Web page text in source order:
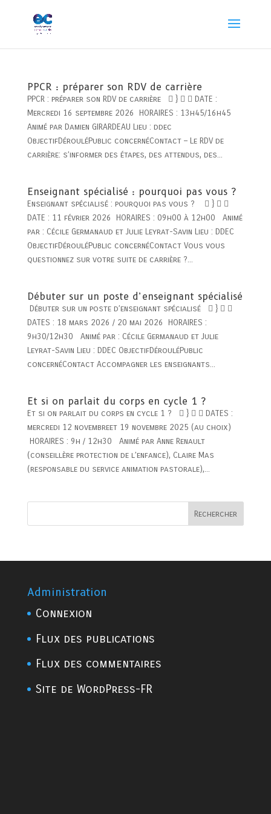
PPCR : préparer son RDV de carrière
PPCR : préparer son RDV de carrière  }   DATE :
Mercredi 16 septembre 2026 HORAIRES : 13h45/16h45
Animé par Damien GIRARDEAU Lieu : ddec
ObjectifDérouléPublic concernéContact – Le RDV de
carrière: s’informer des étapes, des attendus, des...
Enseignant spécialisé : pourquoi pas vous ?
Enseignant spécialisé : pourquoi pas vous ?  }  
DATE : 11 février 2026 HORAIRES : 09h00 à 12h00 Animé
par : Cécile Germanaud et Julie Leyrat-Savin Lieu : DDEC
ObjectifDérouléPublic concernéContact Vous vous
questionnez sur votre suite de carrière ?...
Débuter sur un poste d’enseignant spécialisé
Débuter sur un poste d’enseignant spécialisé  }  
DATES : 18 mars 2026 / 20 mai 2026 HORAIRES :
9h30/12h30 Animé par : Cécile Germanaud et Julie
Leyrat-Savin Lieu : DDEC ObjectifDérouléPublic
concernéContact Accompagner les enseignants...
Et si on parlait du corps en cycle 1 ?
Et si on parlait du corps en cycle 1 ?  }   DATES :
mercredi 12 novembreet 19 novembre 2025 (au choix)
HORAIRES : 9h / 12h30 Animé par Anne Renault
(conseillère protection de l’enfance), Claire Mas
(responsable du service animation pastorale),...
Rechercher
Administration
Connexion
Flux des publications
Flux des commentaires
Site de WordPress-FR